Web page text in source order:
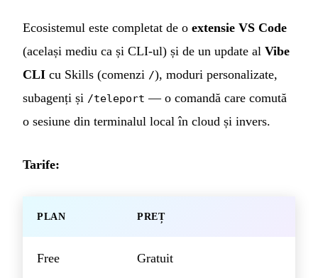
Ecosistemul este completat de o extensie VS Code
(același mediu ca și CLI-ul) și de un update al Vibe
CLI cu Skills (comenzi /), moduri personalizate,
subagenți și /teleport — o comandă care comută
o sesiune din terminalul local în cloud și invers.
Tarife:
PLAN PREȚ
Free Gratuit